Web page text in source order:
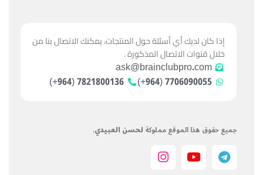
إذا كان لديك أي أسئلة حول المنتجات، يمكنك الاتصال بنا من
خلال قنوات الاتصال المذكورة .
ask@brainclubpro.com
7706090055 (964+)
7821800136 (964+)
جميع حقوق هذا الموقع مملوكة لحسن العبيدي.